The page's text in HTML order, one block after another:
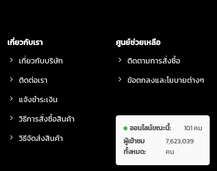
เกี่ยวกับเรา
เกี่ยวกับบริษัท
ติดต่อเรา
แจ้งชำระเงิน
วิธีการสั่งซื้อสินค้า
วิธีจัดส่งสินค้า
ศูนย์ช่วยเหลือ
ติดตามการสั่งซื้อ
ข้อตกลงและโยบายต่างๆ
ออนไลน์ขณะนี้:
101 คน
ผู้เข้าชม
ทั้งหมด:
7,623,039
คน